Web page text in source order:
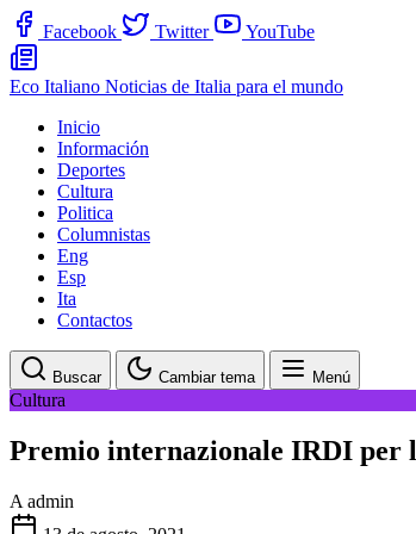
Facebook Twitter YouTube
Eco Italiano Noticias de Italia para el mundo
Inicio
Información
Deportes
Cultura
Politica
Columnistas
Eng
Esp
Ita
Contactos
Buscar Cambiar tema Menú
Cultura
Premio internazionale IRDI per
A admin